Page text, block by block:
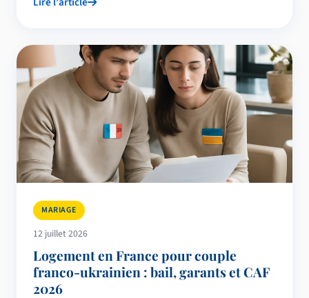
MARIAGE
12 juillet 2026
Logement en France pour couple
franco-ukrainien : bail, garants et CAF
2026